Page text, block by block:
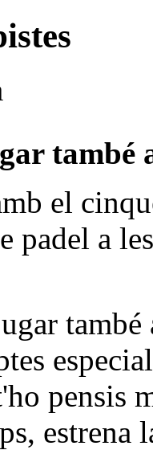
també
el
padel a
també
pensis
estrena